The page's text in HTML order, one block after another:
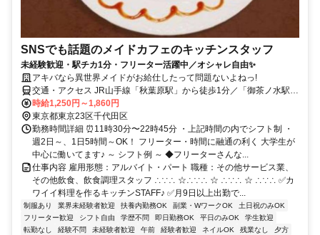
SNSでも話題のメイドカフェのキッチンスタッフ
未経験歓迎・駅チカ1分・フリーター活躍中／オシャレ自由✨
アキバなら異世界メイドがお給仕したって問題ないよねっ!
交通・アクセス JR山手線「秋葉原駅」から徒歩1分／「御茶ノ⽔駅」
徒歩8分の好立地♪
時給1,250円～1,860円
東京都東京23区千代田区
勤務時間詳細 ⏰11時30分〜22時45分 ・上記時間の内でシフト制 ・
週2日～、1日5時間～OK！ フリーター・時間に融通の利く 大学生が
中心に働いてます♪ ～ シフト例 ～ ◆フリーターさんな...
仕事内容 雇用形態：アルバイト・パート 職種：その他サービス業、
その他飲食、飲食調理スタッフ ∴∵∴ ☆∴∵∴ ☆ ∴∵∴ ☆ ∴∵∴ ✅カ
ワイイ料理を作るキッチンSTAFF♪ ✅月9日以上出勤で...
制服あり 業界未経験者歓迎 扶養内勤務OK 副業・WワークOK
土日祝のみOK
フリーター歓迎
シフト自由 学歴不問 即日勤務OK 平日のみOK
学生歓迎
転勤なし
経験不問 未経験者歓迎 午前 経験者歓迎 ネイルOK 残業なし
夕方